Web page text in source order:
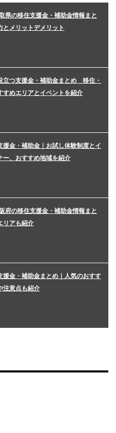
県の移住支援金・補助金情報まと
とメリットデメリット
立つ支援金・補助金まとめ 移住・
すめエリアとイベントを紹介
援金・補助金｜お試し体験制度とイ
ー、おすすめ地域を紹介
府の移住支援金・補助金情報まと
アも紹介
援金・補助金まとめ｜人気のおすす
注意点も紹介